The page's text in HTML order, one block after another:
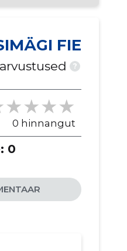
FIE
?
0 hinnangut
0